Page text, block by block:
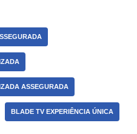
ASSEGURADA
BLADE TV EXPERIÊNCIA ÚNICA